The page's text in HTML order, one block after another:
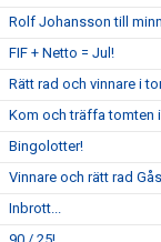
Rolf Johansson till
FIF + Netto = Jul!
Rätt rad och vinnare i
Kom och träffa tomten
Bingolotter!
Vinnare och rätt rad
Inbrott...